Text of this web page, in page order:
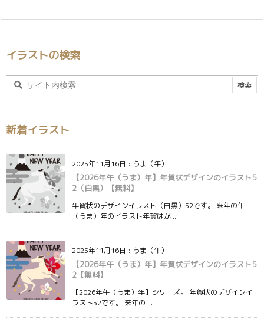
イラストの検索
新着イラスト
2025年11月16日 : うま（午）
【2026年午（うま）年】年賀状デザインのイラスト5
2（白黒）【無料】
年賀状のデザインイラスト（白黒）52です。 来年の午
（うま）年のイラスト年賀はが ...
2025年11月16日 : うま（午）
【2026年午（うま）年】年賀状デザインのイラスト5
2【無料】
【2026年午（うま）年】シリーズ。 年賀状のデザインイ
ラスト52です。 来年の ...